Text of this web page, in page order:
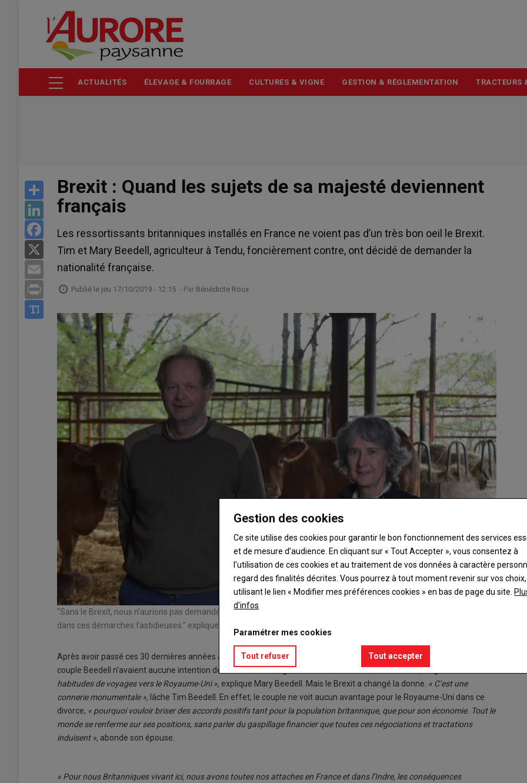
contenu
ACTUALITÉS ÉLEVAGE & FOURRAGE CULTURES & VIGNE GESTION & RÉGLEMENTATION TRACTEURS
Share
LinkedIn
Facebook
Email
Print
Brexit : Quand les sujets de sa majesté deviennent
français
Les ressortissants britanniques installés en France ne voient pas d’un très bon oeil le Brexit.
Tim et Mary Beedell, agriculteur à Tendu, foncièrement contre, ont décidé de demander la
nationalité française.
Publié le jeu 17/10/2019 - 12:15 - Par Bénédicte Roux
"Sans le Brexit, nous n’aurions pas demandé la nationalité française Il faut vraiment être très motivé pour se lancer
dans ces démarches fastidieuses." explique Mary Beedell
Après avoir passé ces 30 dernières années à Tendu en tant que polyculteurs éleveurs, et approchant de la retraite, le
couple Beedell n’avaient aucune intention de retourner en Angleterre.
« On avait décidé de rester ici, de garder nos
habitudes de voyages vers le Royaume-Uni », explique Mary Beedell. Mais le Brexit a changé la donne. « C’est une
connerie monumentale », lâche Tim Beedell. En effet, le couple ne voit aucun avantage pour le Royaume-Uni dans ce
divorce, « pourquoi vouloir briser des accords positifs tant pour la population britannique, que pour son économie. Tout le
monde se renferme sur ses positions, sans parler du gaspillage financier que toutes ces négociations et tractations
induisent », abonde son épouse.
« Pour nous Britanniques vivant ici, nous avons toutes nos attaches en France et dans l’Indre, les conséquences
Gestion des cookies
Ce site utilise des cookies pour garantir le bon fonctionnement des services
et de mesure d’audience. En cliquant sur « Tout Accepter », vous consentez à
l’utilisation de ces cookies et au traitement de vos données à caractère
regard des finalités décrites. Vous pourrez à tout moment revenir sur vos
utilisant le lien « Modifier mes préférences cookies » en bas de page du site.
d'infos
Paramétrer mes cookies
Tout refuser Tout accepter